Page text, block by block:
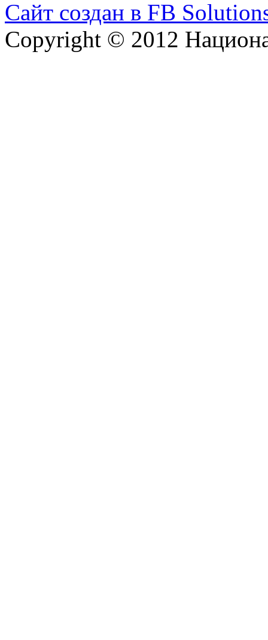
Сайт создан в FB
Copyright © 2012